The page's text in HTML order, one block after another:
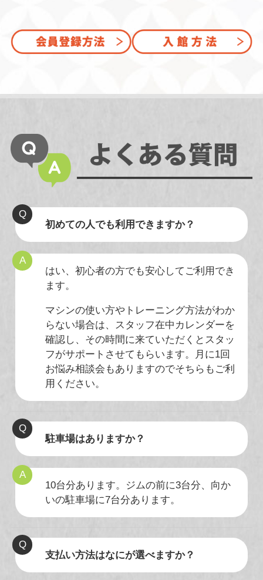
初めての人でも利用できますか？
はい、初心者の方でも安心してご利用でき
ます。
マシンの使い方やトレーニング方法がわか
らない場合は、スタッフ在中カレンダーを
確認し、その時間に来ていただくとスタッ
フがサポートさせてもらいます。月に1回
お悩み相談会もありますのでそちらもご利
用ください。
駐車場はありますか？
10台分あります。ジムの前に3台分、向か
いの駐車場に7台分あります。
支払い方法はなにが選べますか？